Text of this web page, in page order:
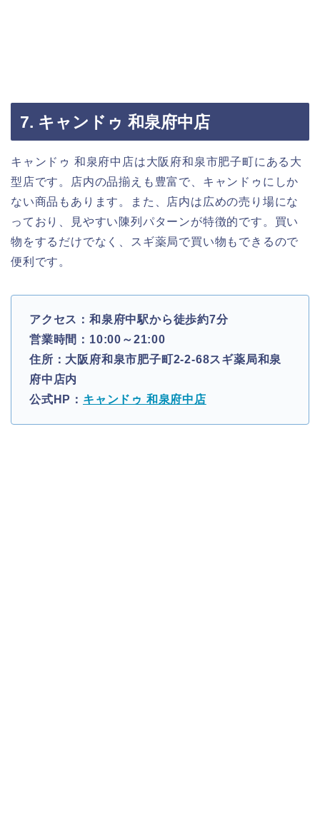
7. キャンドゥ 和泉府中店
キャンドゥ 和泉府中店は大阪府和泉市肥子町にある大
型店です。店内の品揃えも豊富で、キャンドゥにしか
ない商品もあります。また、店内は広めの売り場にな
っており、見やすい陳列パターンが特徴的です。買い
物をするだけでなく、スギ薬局で買い物もできるので
便利です。
アクセス：和泉府中駅から徒歩約7分
営業時間：10:00～21:00
住所：大阪府和泉市肥子町2-2-68スギ薬局和泉
府中店内
公式HP： キャンドゥ 和泉府中店